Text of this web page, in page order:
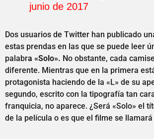
junio de 2017
Dos usuarios de Twitter han publicado
estas prendas en las que se puede leer
palabra «Solo». No obstante, cada
diferente. Mientras que en la primera
protagonista haciendo de la «L» de su
segundo, escrito con la tipografía tan
franquicia, no aparece. ¿Será «Solo» el
de la película o es que el filme se llamará